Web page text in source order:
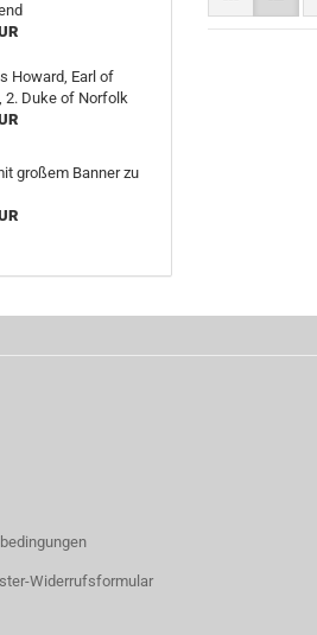
Howard, Earl of
2. Duke of Norfolk
großem Banner zu
Widerrufsformular